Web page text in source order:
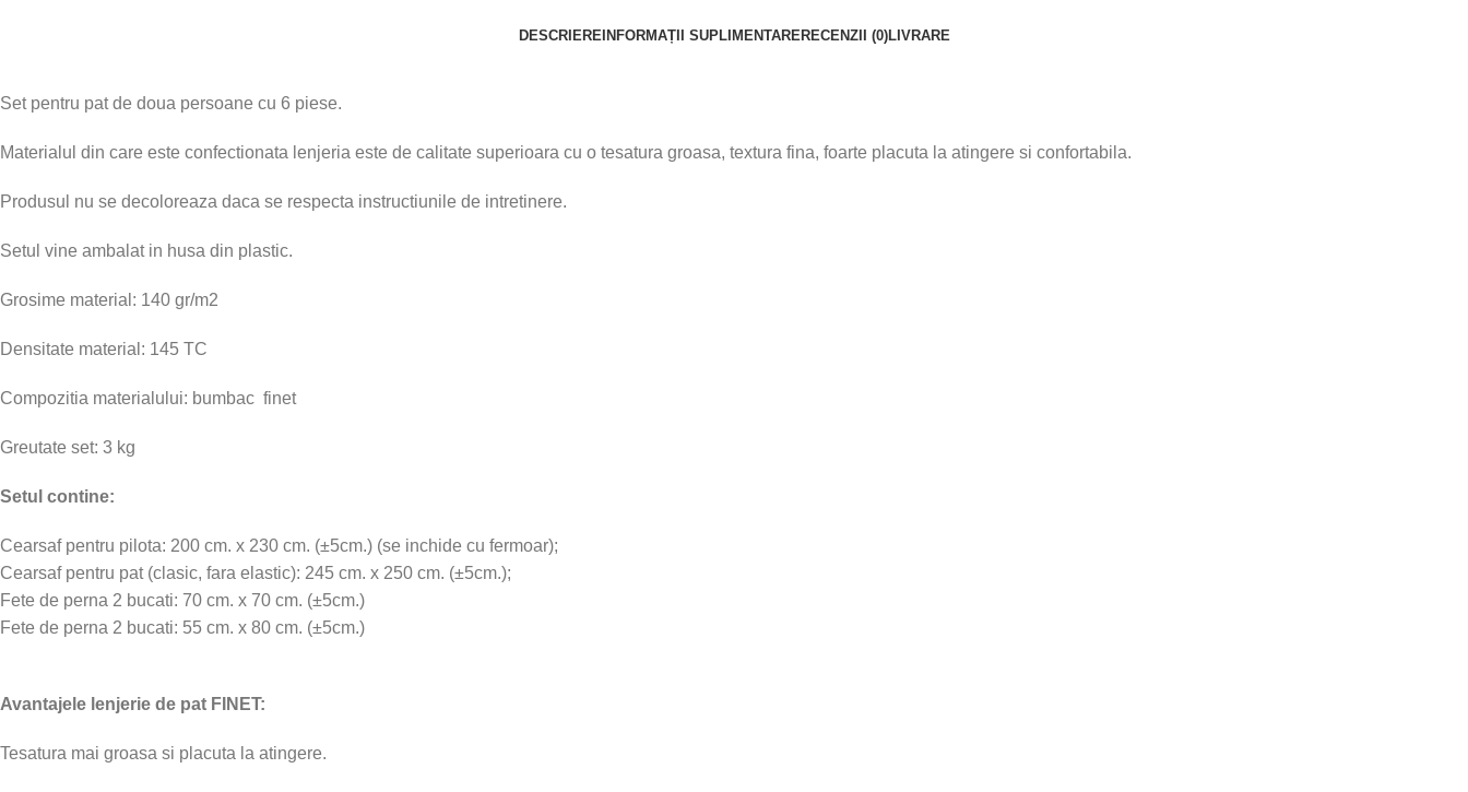
DESCRIEREINFORMAȚII SUPLIMENTARERECENZII (0)LIVRARE
Set pentru pat de doua persoane cu 6 piese.
Materialul din care este confectionata lenjeria este de calitate superioara cu o tesatura groasa, textura fina, foarte placuta la atingere si confortabila.
Produsul nu se decoloreaza daca se respecta instructiunile de intretinere.
Setul vine ambalat in husa din plastic.
Grosime material: 140 gr/m2
Densitate material: 145 TC
Compozitia materialului: bumbac finet
Greutate set: 3 kg
Setul contine:
Cearsaf pentru pilota: 200 cm. x 230 cm. (±5cm.) (se inchide cu fermoar);
Cearsaf pentru pat (clasic, fara elastic): 245 cm. x 250 cm. (±5cm.);
Fete de perna 2 bucati: 70 cm. x 70 cm. (±5cm.)
Fete de perna 2 bucati: 55 cm. x 80 cm. (±5cm.)
Avantajele lenjerie de pat FINET:
Tesatura mai groasa si placuta la atingere.